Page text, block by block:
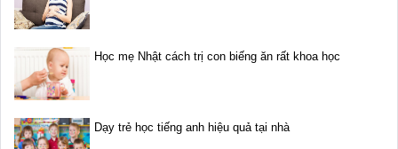
Học mẹ Nhật cách trị con biếng ăn rất khoa học
Dạy trẻ học tiếng anh hiệu quả tại nhà